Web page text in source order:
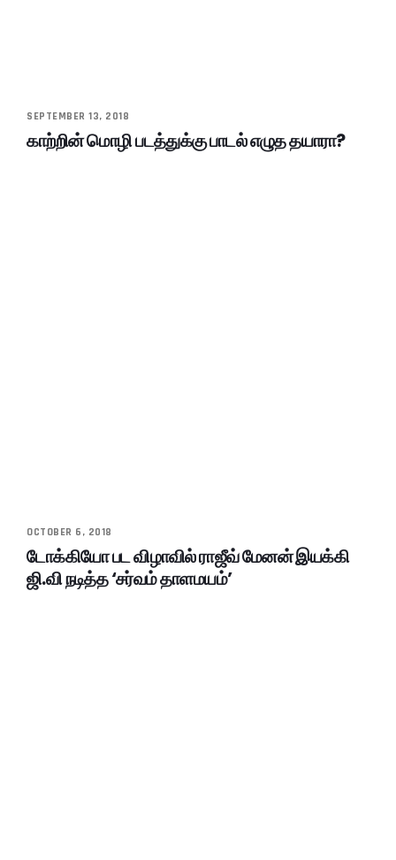
SEPTEMBER 13, 2018
காற்றின் மொழி படத்துக்கு பாடல் எழுத தயாரா?
OCTOBER 6, 2018
டோக்கியோ பட விழாவில் ராஜீவ் மேனன் இயக்கி
ஜி.வி நடித்த ‘சர்வம் தாளமயம்’